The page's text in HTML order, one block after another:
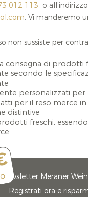
012 113 o
. Vi manderemo
non sussiste per
consegna di prodotti
secondo le
personalizzati per
per il reso merce
distintive
freschi,
Newsletter Meraner
Registrati ora e